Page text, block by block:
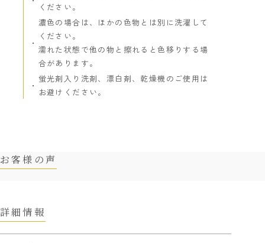
ください。
濃色の場合は、ほかの色物とは別に洗濯して
ください。
濡れた状態で他の物と擦れると色移りする場
合があります。
蛍光剤入り洗剤、漂白剤、乾燥機のご使用は
お避けください。
お客様の声
詳細情報